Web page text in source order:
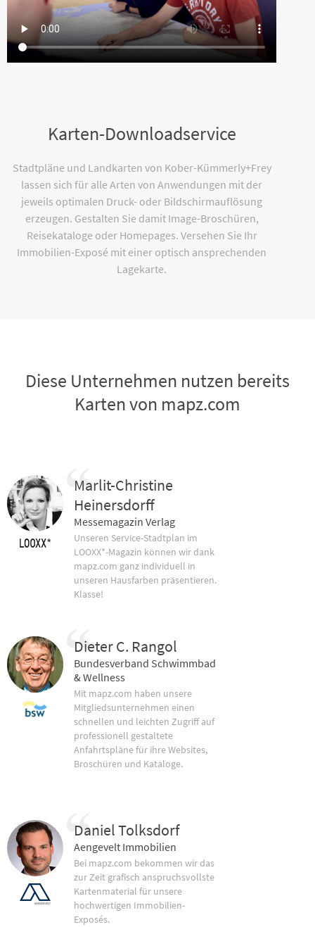
Karten-Downloadservice
Stadtpläne und Landkarten von Kober-Kümmerly+Frey
lassen sich für alle Arten von Anwendungen mit der
jeweils optimalen Druck- oder Bildschirmauflösung
erzeugen. Gestalten Sie damit Image-Broschüren,
Reisekataloge oder Homepages. Versehen Sie Ihr
Immobilien-Exposé mit einer optisch ansprechenden
Lagekarte.
Diese Unternehmen nutzen bereits
Karten von mapz.com
Marlit-Christine
Heinersdorff
Messemagazin Verlag
Unseren Service-Stadtplan im
LOOXX*-Magazin können wir dank
mapz.com ganz individuell in
unseren Hausfarben präsentieren.
Klasse!
Dieter C. Rangol
Bundesverband Schwimmbad
& Wellness
Mit mapz.com haben unsere
Mitgliedsunternehmen einen
schnellen und leichten Zugriff auf
professionell gestaltete
Anfahrtspläne für ihre Websites,
Broschüren und Kataloge.
Daniel Tolksdorf
Aengevelt Immobilien
Bei mapz.com bekommen wir das
zur Zeit grafisch anspruchsvollste
Kartenmaterial für unsere
hochwertigen Immobilien-
Exposés.